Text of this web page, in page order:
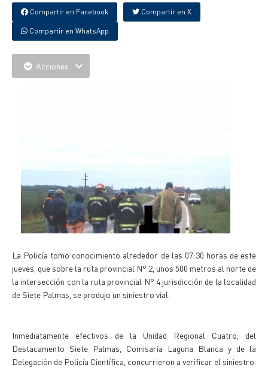
Compartir en Facebook Compartir en X
Compartir en WhatsApp
Acciones
La Policía tomo conocimiento alrededor de las 07:30 horas de este
jueves, que sobre la ruta provincial N° 2, unos 500 metros al norte de
la intersección con la ruta provincial N° 4 jurisdicción de la localidad
de Siete Palmas, se produjo un siniestro vial.
Inmediatamente efectivos de la Unidad Regional Cuatro, del
Destacamento Siete Palmas, Comisaría Laguna Blanca y de la
Delegación de Policía Científica, concurrieron a verificar el siniestro.